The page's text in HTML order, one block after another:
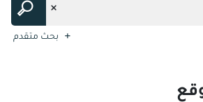
بحث متقدم